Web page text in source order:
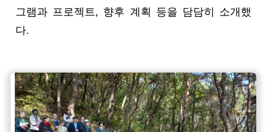
그램과 프로젝트, 향후 계획 등을 담담히 소개했
다.